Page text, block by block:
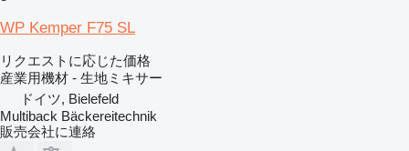
WP Kemper F75 SL
リクエストに応じた価格
産業用機材 - 生地ミキサー
ドイツ, Bielefeld
Multiback Bäckereitechnik
販売会社に連絡